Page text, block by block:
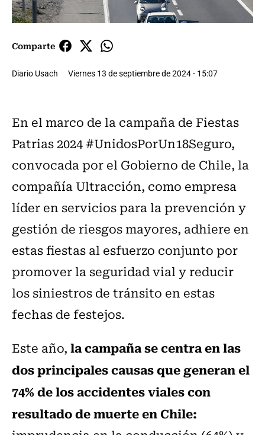
Comparte
Diario Usach Viernes 13 de septiembre de 2024 - 15:07
En el marco de la campaña de Fiestas
Patrias 2024 #UnidosPorUn18Seguro,
convocada por el Gobierno de Chile, la
compañía Ultracción, como empresa
líder en servicios para la prevención y
gestión de riesgos mayores, adhiere en
estas fiestas al esfuerzo conjunto por
promover la seguridad vial y reducir
los siniestros de tránsito en estas
fechas de festejos.
Este año,la campaña se centra en las
dos principales causas que generan el
74% de los accidentes viales con
resultado de muerte en Chile: